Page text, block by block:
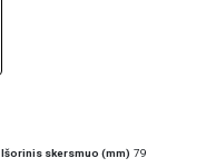
Išorinis skersmuo (mm) 79